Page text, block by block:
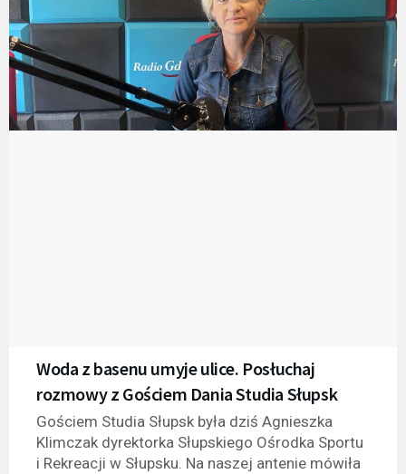
Woda z basenu umyje ulice. Posłuchaj
rozmowy z Gościem Dania Studia Słupsk
Gościem Studia Słupsk była dziś Agnieszka
Klimczak dyrektorka Słupskiego Ośrodka Sportu
i Rekreacji w Słupsku. Na naszej antenie mówiła